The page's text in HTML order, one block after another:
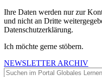
Ihre Daten werden nur zur
und nicht an Dritte
Datenschutzerklärung.
Ich möchte gerne stöbern.
NEWSLETTER ARCHIV